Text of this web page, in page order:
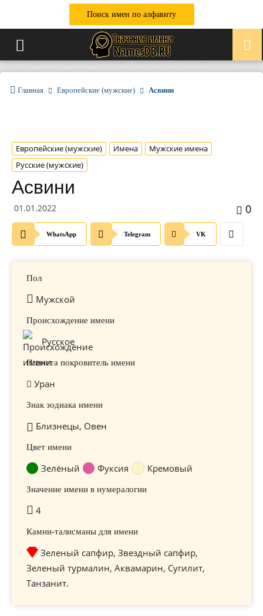
Поиск имен по алфавиту
Главная Европейские (мужские) Асвини
Европейские (мужские) Имена
Мужские имена
Русские (мужские)
Асвини
01.01.2022 0
WhatsApp Telegram VK
Пол
Мужской
Происхождение имени
Русское
Планета покровитель имени
Уран
Знак зодиака имени
Близнецы, Овен
Цвет имени
Зелёный Фуксия Кремовый
Значение имени в нумералогии
4
Камни-талисманы для имени
Зеленый сапфир, Звездный сапфир,
Зеленый турмалин, Аквамарин, Сугилит,
Танзанит.